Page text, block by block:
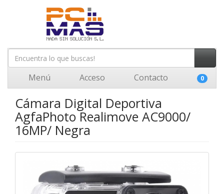
Menú Acceso Contacto 0
Cámara Digital Deportiva
AgfaPhoto Realimove AC9000/
16MP/ Negra